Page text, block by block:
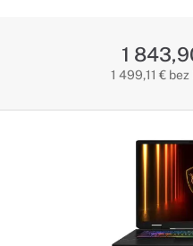
1
1 499,11 € bez